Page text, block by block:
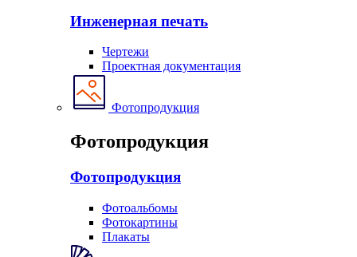
Инженерная печать
Чертежи
Проектная документация
Фотопродукция
Фотопродукция
Фотопродукция
Фотоальбомы
Фотокартины
Плакаты